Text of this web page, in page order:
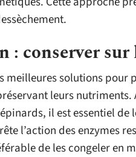
: conserver
meilleures solutions pour
leurs nutriments.
il est essentiel
l’action des enzymes
de les congeler en